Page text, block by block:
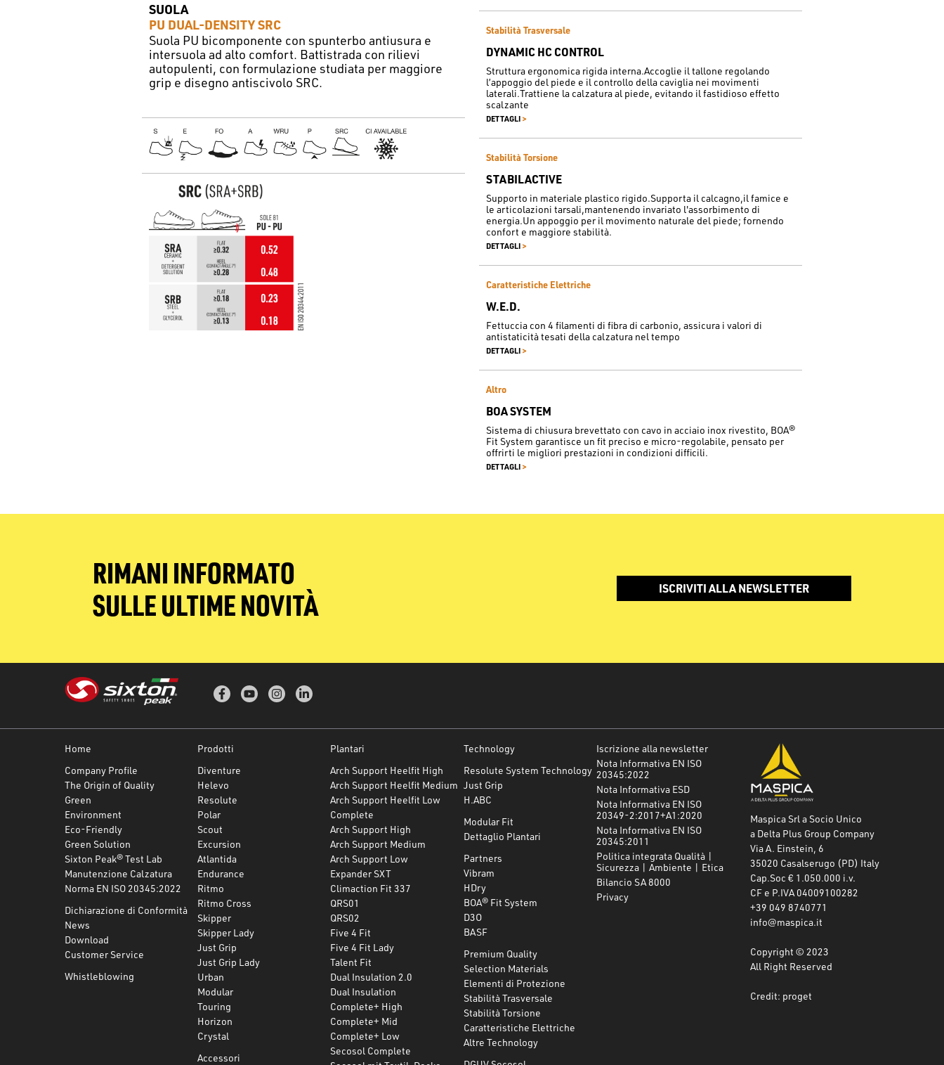
SUOLA
PU DUAL-DENSITY SRC
Suola PU bicomponente con spunterbo antiusura e
intersuola ad alto comfort. Battistrada con rilievi
autopulenti, con formulazione studiata per maggiore
grip e disegno antiscivolo SRC.
Stabilità Trasversale
DYNAMIC HC CONTROL
Struttura ergonomica rigida interna.Accoglie il tallone regolando
l’appoggio del piede e il controllo della caviglia nei movimenti
laterali.Trattiene la calzatura al piede, evitando il fastidioso effetto
scalzante
DETTAGLI >
Stabilità Torsione
STABILACTIVE
Supporto in materiale plastico rigido.Supporta il calcagno,il famice e
le articolazioni tarsali,mantenendo invariato l'assorbimento di
energia.Un appoggio per il movimento naturale del piede; fornendo
confort e maggiore stabilità.
DETTAGLI >
Caratteristiche Elettriche
W.E.D.
Fettuccia con 4 filamenti di fibra di carbonio, assicura i valori di
antistaticità tesati della calzatura nel tempo
DETTAGLI >
Altro
BOA SYSTEM
Sistema di chiusura brevettato con cavo in acciaio inox rivestito, BOA®
Fit System garantisce un fit preciso e micro-regolabile, pensato per
offrirti le migliori prestazioni in condizioni difficili.
DETTAGLI >
RIMANI INFORMATO
SULLE ULTIME NOVITÀ
ISCRIVITI ALLA NEWSLETTER
Home
Company Profile
The Origin of Quality
Green
Environment
Eco-Friendly
Green Solution
Sixton Peak® Test Lab
Manutenzione Calzatura
Norma EN ISO 20345:2022
Dichiarazione di Conformità
News
Download
Customer Service
Whistleblowing
Prodotti
Diventure
Helevo
Resolute
Polar
Scout
Excursion
Atlantida
Endurance
Ritmo
Ritmo Cross
Skipper
Skipper Lady
Just Grip
Just Grip Lady
Urban
Modular
Touring
Horizon
Crystal
Accessori
Plantari
Arch Support Heelfit High
Arch Support Heelfit Medium
Arch Support Heelfit Low
Complete
Arch Support High
Arch Support Medium
Arch Support Low
Expander SXT
Climaction Fit 337
QRS01
QRS02
Five 4 Fit
Five 4 Fit Lady
Talent Fit
Dual Insulation 2.0
Dual Insulation
Complete+ High
Complete+ Mid
Complete+ Low
Secosol Complete
Technology
Resolute System Technology
Just Grip
H.ABC
Modular Fit
Dettaglio Plantari
Partners
Vibram
HDry
BOA® Fit System
D3O
BASF
Premium Quality
Selection Materials
Elementi di Protezione
Stabilità Trasversale
Stabilità Torsione
Caratteristiche Elettriche
Altre Technology
Iscrizione alla newsletter
Nota Informativa EN ISO
20345:2022
Nota Informativa ESD
Nota Informativa EN ISO
20349-2:2017+A1:2020
Nota Informativa EN ISO
20345:2011
Politica integrata Qualità |
Sicurezza | Ambiente | Etica
Bilancio SA 8000
Privacy
Maspica Srl a Socio Unico
a Delta Plus Group Company
Via A. Einstein, 6
35020 Casalserugo (PD) Italy
Cap.Soc € 1.050.000 i.v.
CF e P.IVA 04009100282
+39 049 8740771
info@maspica.it
Copyright © 2023
All Right Reserved
Credit: proget